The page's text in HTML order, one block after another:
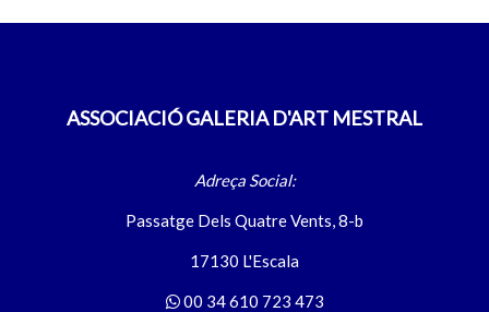
ASSOCIACIÓ GALERIA D'ART MESTRAL
Adreça Social:
Passatge Dels Quatre Vents, 8-b
17130 L'Escala
00 34 610 723 473